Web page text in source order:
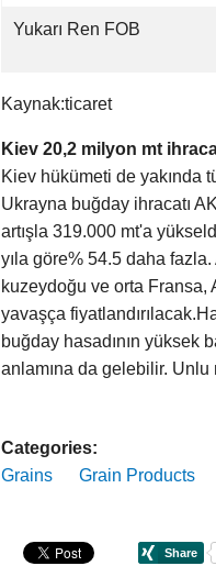
Yukarı Ren FOB
Kaynak:ticaret
Kiev 20,2 milyon mt
Kiev hükümeti de yakında
Ukrayna buğday ihracatı
artışla 319.000 mt'a
yıla göre% 54.5 daha
kuzeydoğu ve orta Fransa,
yavaşça
buğday hasadının yüksek
anlamına da gelebilir.
Categories:
Grains
Grain Products